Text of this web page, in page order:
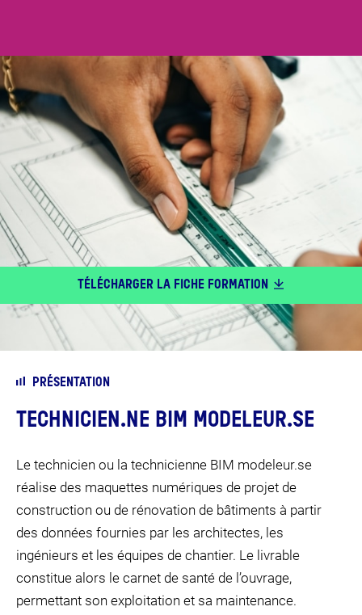
JE FAIS LE TEST
TÉLÉCHARGER LA FICHE FORMATION
PRÉSENTATION
TECHNICIEN.NE BIM MODELEUR.SE
Le technicien ou la technicienne BIM modeleur.se
réalise des maquettes numériques de projet de
construction ou de rénovation de bâtiments à partir
des données fournies par les architectes, les
ingénieurs et les équipes de chantier. Le livrable
constitue alors le carnet de santé de l’ouvrage,
permettant son exploitation et sa maintenance.